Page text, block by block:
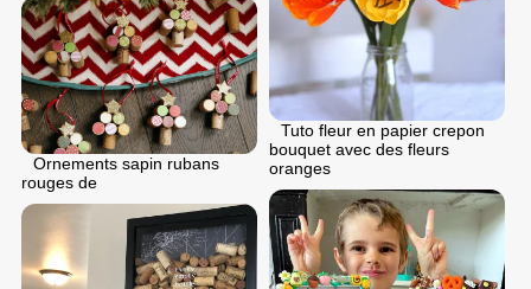
Tuto fleur en papier crepon
bouquet avec des fleurs
oranges
Ornements sapin rubans
rouges de